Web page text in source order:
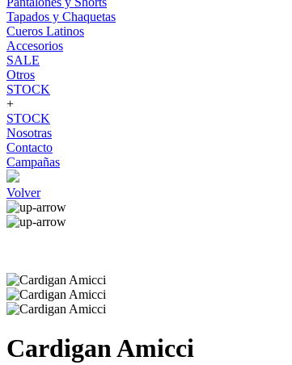
Tapados y Chaquetas
Cueros Latinos
Accesorios
SALE
Otros
STOCK
+
STOCK
Nosotras
Contacto
Campañas
Volver
Cardigan Amicci